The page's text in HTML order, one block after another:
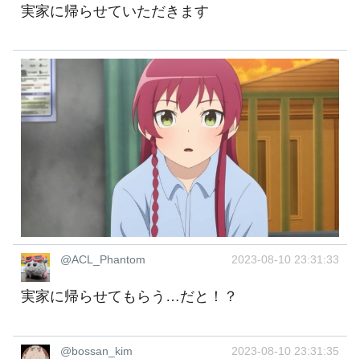
実家に帰らせていただきます
@ACL_Phantom 2023-08-10 23:31:33
実家に帰らせてもらう…だと！？
@bossan_kim 2023-08-10 23:31:35